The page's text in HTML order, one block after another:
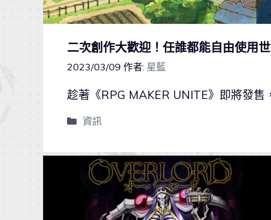
二次創作大歡迎！任誰都能自由使用
2023/03/09 作者: 星藍
趁著《RPG MAKER UNITE》即將發售
資訊